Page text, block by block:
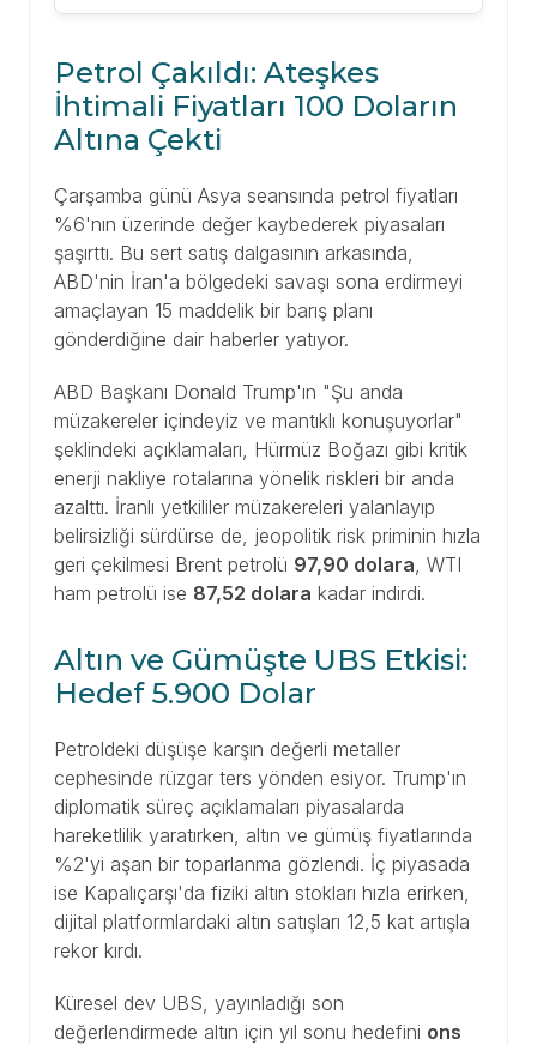
Petrol Çakıldı: Ateşkes
İhtimali Fiyatları 100 Doların
Altına Çekti
Çarşamba günü Asya seansında petrol fiyatları
%6'nın üzerinde değer kaybederek piyasaları
şaşırttı. Bu sert satış dalgasının arkasında,
ABD'nin İran'a bölgedeki savaşı sona erdirmeyi
amaçlayan 15 maddelik bir barış planı
gönderdiğine dair haberler yatıyor.
ABD Başkanı Donald Trump'ın "Şu anda
müzakereler içindeyiz ve mantıklı konuşuyorlar"
şeklindeki açıklamaları, Hürmüz Boğazı gibi kritik
enerji nakliye rotalarına yönelik riskleri bir anda
azalttı. İranlı yetkililer müzakereleri yalanlayıp
belirsizliği sürdürse de, jeopolitik risk priminin hızla
geri çekilmesi Brent petrolü 97,90 dolara, WTI
ham petrolü ise 87,52 dolara kadar indirdi.
Altın ve Gümüşte UBS Etkisi:
Hedef 5.900 Dolar
Petroldeki düşüşe karşın değerli metaller
cephesinde rüzgar ters yönden esiyor. Trump'ın
diplomatik süreç açıklamaları piyasalarda
hareketlilik yaratırken, altın ve gümüş fiyatlarında
%2'yi aşan bir toparlanma gözlendi. İç piyasada
ise Kapalıçarşı'da fiziki altın stokları hızla erirken,
dijital platformlardaki altın satışları 12,5 kat artışla
rekor kırdı.
Küresel dev UBS, yayınladığı son
değerlendirmede altın için yıl sonu hedefini ons